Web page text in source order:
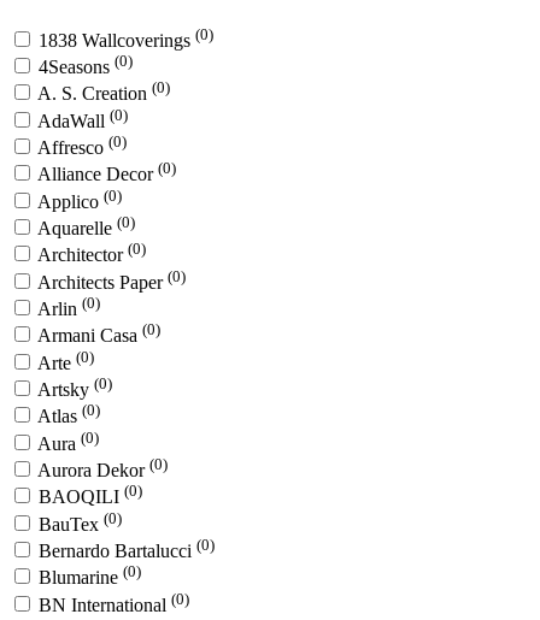
1838 Wallcoverings (0)
4Seasons (0)
A. S. Creation (0)
AdaWall (0)
Affresco (0)
Alliance Decor (0)
Applico (0)
Aquarelle (0)
Architector (0)
Architects Paper (0)
Arlin (0)
Armani Casa (0)
Arte (0)
Artsky (0)
Atlas (0)
Aura (0)
Aurora Dekor (0)
BAOQILI (0)
BauTex (0)
Bernardo Bartalucci (0)
Blumarine (0)
BN International (0)